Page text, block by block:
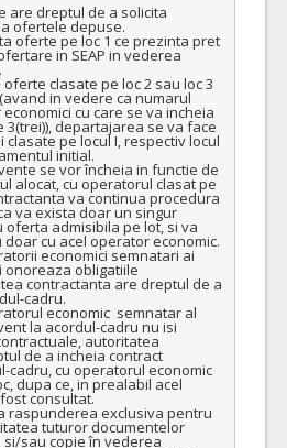
are dreptul de a solicita
ofertele depuse.
oferte pe loc 1 ce prezinta pret
in SEAP in vederea
clasate pe loc 2 sau loc 3
in vedere ca numarul
cu care se va incheia
3(trei)), departajarea se va face
pe locul I, respectiv locul
initial.
se vor încheia in functie de
alocat, cu operatorul clasat pe
va continua procedura
va exista doar un singur
oferta admisibila pe lot, si va
cu acel operator economic.
economici semnatari ai
onoreaza obligatiile
contractanta are dreptul de a
cadru.
economic  semnatar al
la acordul-cadru nu isi
autoritatea
de a incheia contract
cadru, cu operatorul economic
dupa ce, in prealabil acel
consultat.
raspunderea exclusiva pentru
tuturor documentelor
sau copie în vederea